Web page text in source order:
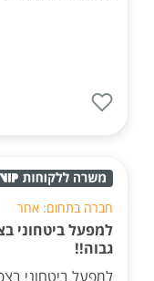
חברה בתחום: אחר
למפעל ביטחוני
גבוה!!